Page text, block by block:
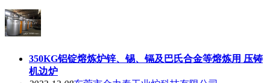
350KG铝锭熔炼炉锌、锡、镉及巴氏合金等熔炼用 压铸
机边炉